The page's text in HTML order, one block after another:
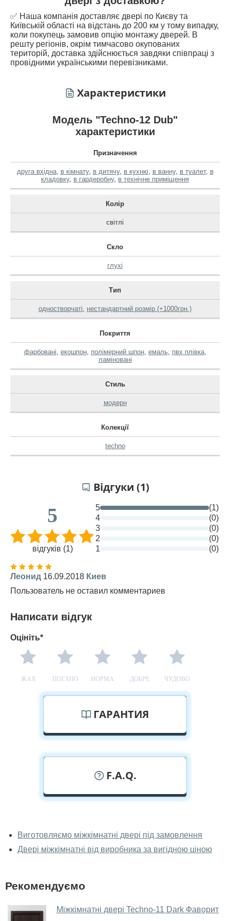
✅ Наша компанія доставляє двері по Києву та
Київській області на відстань до 200 км у тому випадку,
коли покупець замовив опцію монтажу дверей. В
решту регіонів, окрім тимчасово окупованих
територій, доставка здійснюється завдяки співпраці з
провідними українськими перевізниками.
Характеристики
Модель "Techno-12 Dub"
характеристики
Призначення
друга вхідна, в кімнату, в дитячу, в кухню, в ванну, в туалет, в
кладовку, в гардеробну, в технічне приміщення
Колір
світлі
Скло
глухі
Тип
одностворчаті, нестандартний розмір (+1000грн.)
Покриття
фарбовані, екошпон, полімерний шпон, емаль, пвх плівка,
ламіновані
Стиль
модерн
Колекції
techno
Відгуки (1)
5
відгуків (1)
5
(1)
4
(0)
3
(0)
2
(0)
1
(0)
Леонид 16.09.2018 Киев
Пользователь не оставил комментариев
Написати відгук
Оцініть*
ЖАХ ПОГАНО НОРМА ДОБРЕ ЧУДОВО
ГАРАНТИЯ
F.A.Q.
двері фаворит наживо?
Так, можна подивитися міжкімнатні двері фаворит у
У вас великий магазин?
дверей.
Виготовляємо міжкімнатні двері під замовлення
Двері міжкімнатні від виробника за вигідною ціною
Рекомендуємо
Міжкімнатні двері Techno-11 Dark Фаворит